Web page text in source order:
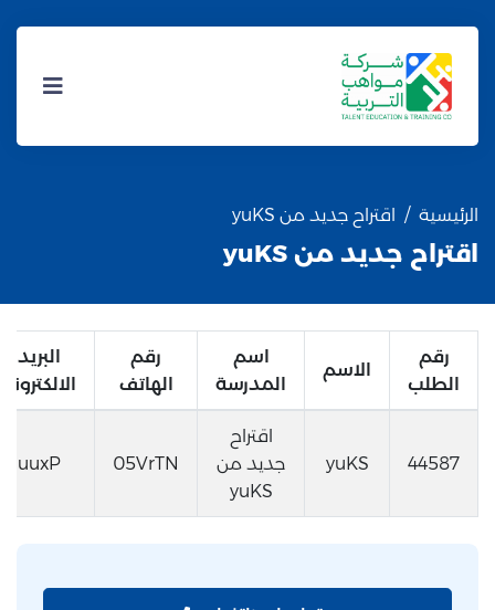
الرئيسية اقتراح جديد من yuKS
اقتراح جديد من yuKS
رقم
الطلب
الاسم
اسم
المدرسة
رقم
الهاتف
البريد
الالكتروني
44587
yuKS
اقتراح
جديد من
yuKS
05VrTN
uuxP